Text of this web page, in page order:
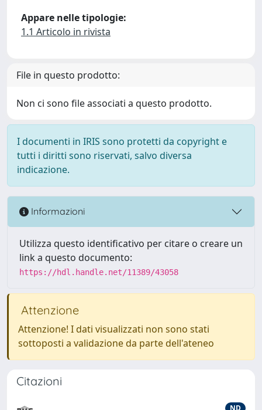
Appare nelle tipologie:
1.1 Articolo in rivista
File in questo prodotto:
Non ci sono file associati a questo prodotto.
I documenti in IRIS sono protetti da copyright e
tutti i diritti sono riservati, salvo diversa
indicazione.
Informazioni
Utilizza questo identificativo per citare o creare un
link a questo documento:
https://hdl.handle.net/11389/43058
Attenzione
Attenzione! I dati visualizzati non sono stati
sottoposti a validazione da parte dell'ateneo
Citazioni